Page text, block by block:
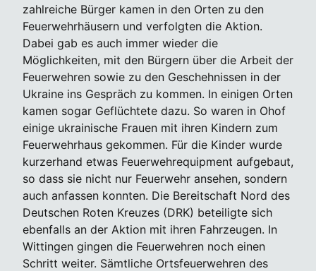
zahlreiche Bürger kamen in den Orten zu den
Feuerwehrhäusern und verfolgten die Aktion.
Dabei gab es auch immer wieder die
Möglichkeiten, mit den Bürgern über die Arbeit der
Feuerwehren sowie zu den Geschehnissen in der
Ukraine ins Gespräch zu kommen. In einigen Orten
kamen sogar Geflüchtete dazu. So waren in Ohof
einige ukrainische Frauen mit ihren Kindern zum
Feuerwehrhaus gekommen. Für die Kinder wurde
kurzerhand etwas Feuerwehrequipment aufgebaut,
so dass sie nicht nur Feuerwehr ansehen, sondern
auch anfassen konnten. Die Bereitschaft Nord des
Deutschen Roten Kreuzes (DRK) beteiligte sich
ebenfalls an der Aktion mit ihren Fahrzeugen. In
Wittingen gingen die Feuerwehren noch einen
Schritt weiter. Sämtliche Ortsfeuerwehren des